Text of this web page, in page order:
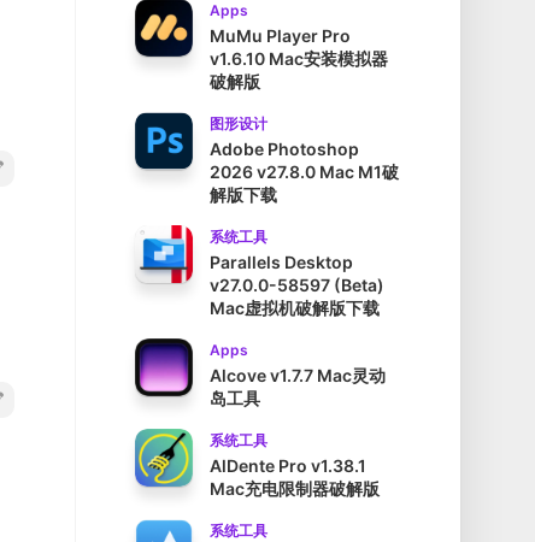
Apps
MuMu Player Pro
v1.6.10 Mac安装模拟器
破解版
图形设计
Adobe Photoshop
2026 v27.8.0 Mac M1破
解版下载
系统工具
Parallels Desktop
v27.0.0-58597 (Beta)
Mac虚拟机破解版下载
Apps
Alcove v1.7.7 Mac灵动
岛工具
系统工具
AlDente Pro v1.38.1
Mac充电限制器破解版
系统工具